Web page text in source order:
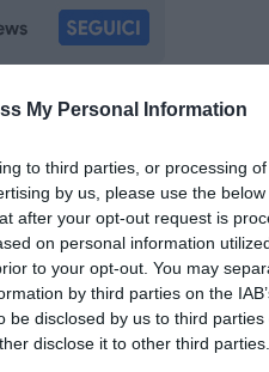
My Personal Information
to third parties, or processing
by us, please use the
after your opt-out request is
on personal information
to your opt-out. You may
by third parties on the
be disclosed by us to third parties
disclose it to other third parties.
QUInews - ToscanaMedia.